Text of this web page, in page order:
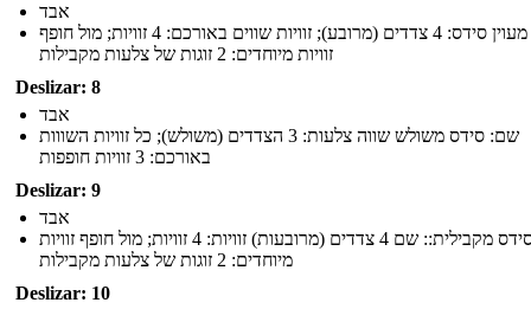
אבד
שם: מעוין סידס: 4 צדדים (מרובע); זוויות שווים באורכם: 4 זוויות; מול חופף
זוויות מיוחדים: 2 זוגות של צלעות מקבילות
Deslizar: 8
אבד
שם: סידס משולש שווה צלעות: 3 הצדדים (משולש); כל זוויות השווות
באורכם: 3 זוויות חופפות
Deslizar: 9
אבד
סידס מקבילית:: שם 4 צדדים (מרובעות) זוויות: 4 זוויות; מול חופף זוויות
מיוחדים: 2 זוגות של צלעות מקבילות
Deslizar: 10